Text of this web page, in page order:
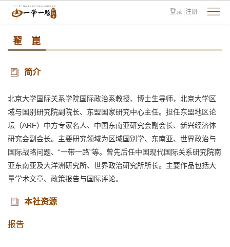
登录 注册
翟 崑
简介
北京大学国际关系学院国际政治系教授、博士生导师，北京大学区
域与国别研究院副院长、东盟国家研究中心主任。担任东盟地区论
坛（ARF）中方专家名人、中国东南亚研究会副会长、新兴经济体
研究会副会长。主要研究领域为区域国别学、东南亚、世界政治与
国际战略问题、“一带一路”等。曾先后任中国现代国际关系研究院南
亚东南亚及大洋洲研究所、世界政治研究所所长。主要作品包括大
量学术文章、政策报告与国际评论。
本社资源
报告